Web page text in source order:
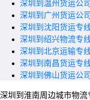
深圳到温州货运公司
深圳到广州货运公司
深圳到沈阳货运专
深圳到绍兴物流专
深圳到北京运输专
深圳到南昌货运专
深圳到佛山货运公司
深圳到淮南周边城市物流